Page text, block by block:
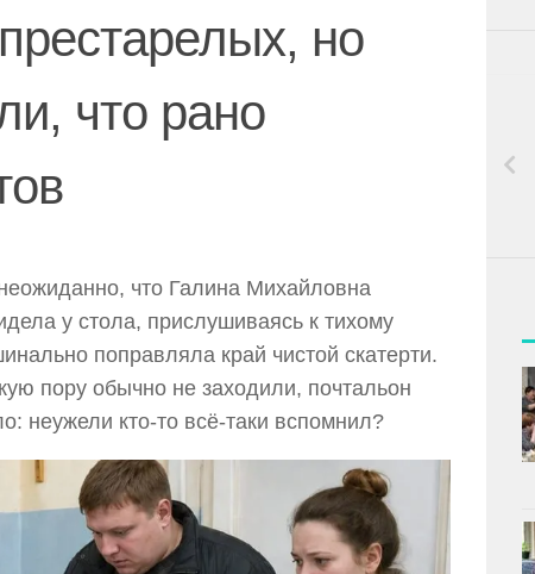
но
что рано
что Галина Михайловна
у стола, прислушиваясь к тихому
поправляла край чистой скатерти.
пору обычно не заходили, почтальон
неужели кто-то всё-таки вспомнил?